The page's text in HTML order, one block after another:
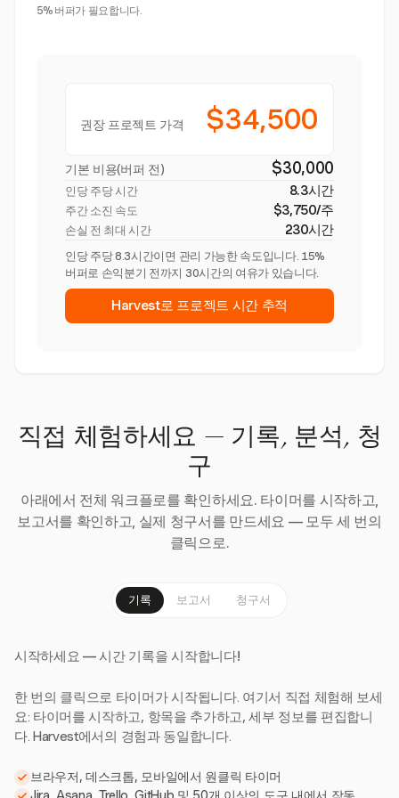
5% 버퍼가 필요합니다.
권장 프로젝트 가격 $34,500
기본 비용(버퍼 전) $30,000
인당 주당 시간 8.3시간
주간 소진 속도 $3,750/주
손실 전 최대 시간 230시간
인당 주당 8.3시간이면 관리 가능한 속도입니다. 15%
버퍼로 손익분기 전까지 30시간의 여유가 있습니다.
Harvest로 프로젝트 시간 추적
직접 체험하세요 — 기록, 분석, 청
구
아래에서 전체 워크플로를 확인하세요. 타이머를 시작하고,
보고서를 확인하고, 실제 청구서를 만드세요 — 모두 세 번의
클릭으로.
기록 보고서 청구서
시작하세요 — 시간 기록을 시작합니다!
한 번의 클릭으로 타이머가 시작됩니다. 여기서 직접 체험해 보세
요: 타이머를 시작하고, 항목을 추가하고, 세부 정보를 편집합니
다. Harvest에서의 경험과 동일합니다.
브라우저, 데스크톱, 모바일에서 원클릭 타이머